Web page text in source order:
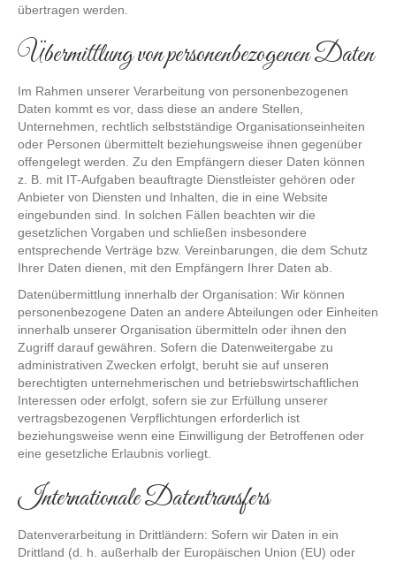
übertragen werden.
Übermittlung von personenbezogenen Daten
Im Rahmen unserer Verarbeitung von personenbezogenen
Daten kommt es vor, dass diese an andere Stellen,
Unternehmen, rechtlich selbstständige Organisationseinheiten
oder Personen übermittelt beziehungsweise ihnen gegenüber
offengelegt werden. Zu den Empfängern dieser Daten können
z. B. mit IT-Aufgaben beauftragte Dienstleister gehören oder
Anbieter von Diensten und Inhalten, die in eine Website
eingebunden sind. In solchen Fällen beachten wir die
gesetzlichen Vorgaben und schließen insbesondere
entsprechende Verträge bzw. Vereinbarungen, die dem Schutz
Ihrer Daten dienen, mit den Empfängern Ihrer Daten ab.
Datenübermittlung innerhalb der Organisation: Wir können
personenbezogene Daten an andere Abteilungen oder Einheiten
innerhalb unserer Organisation übermitteln oder ihnen den
Zugriff darauf gewähren. Sofern die Datenweitergabe zu
administrativen Zwecken erfolgt, beruht sie auf unseren
berechtigten unternehmerischen und betriebswirtschaftlichen
Interessen oder erfolgt, sofern sie zur Erfüllung unserer
vertragsbezogenen Verpflichtungen erforderlich ist
beziehungsweise wenn eine Einwilligung der Betroffenen oder
eine gesetzliche Erlaubnis vorliegt.
Internationale Datentransfers
Datenverarbeitung in Drittländern: Sofern wir Daten in ein
Drittland (d. h. außerhalb der Europäischen Union (EU) oder